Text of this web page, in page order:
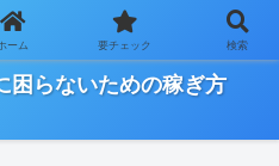
明るく」を目指すサイトー
困らないための稼ぎ方
ーム 要チェック 検索